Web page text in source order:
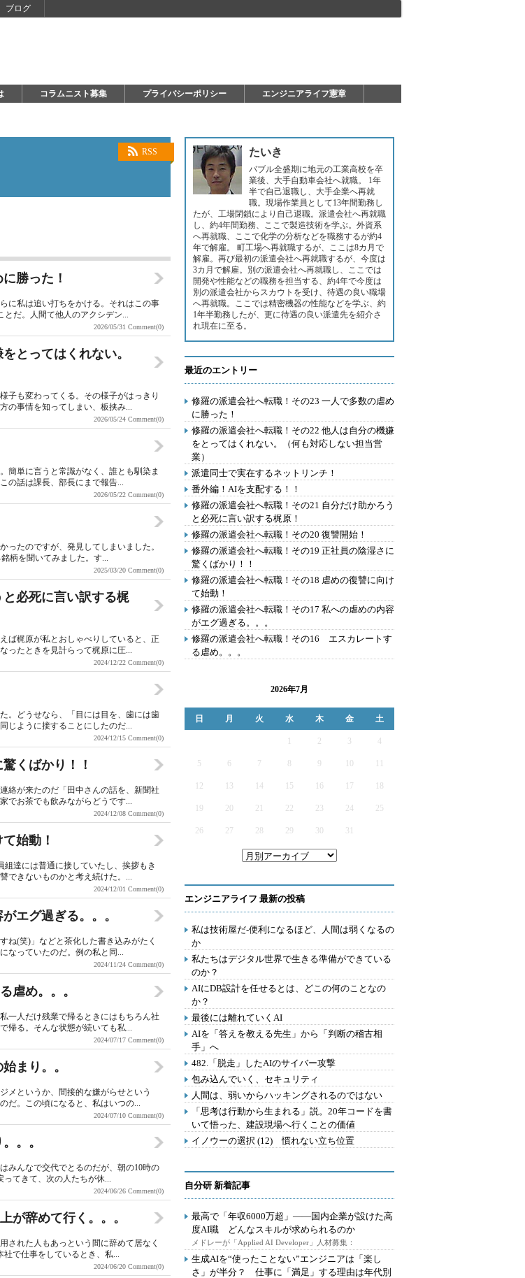
ブログ
コラムニスト募集 プライバシーポリシー エンジニアライフ憲章
RSS
勝った！
に私は追い打ちをかける。それはこの事
だ。人間て他人のアクシデン...
2026/05/31 Comment(0)
とってはくれない。
子も変わってくる。その様子がはっきり
の事情を知ってしまい、板挟み...
2026/05/24 Comment(0)
簡単に言うと常識がなく、誰とも馴染ま
の話は課長、部長にまで報告...
2026/05/22 Comment(0)
たのですが、発見してしまいました。
柄を聞いてみました。す...
2025/03/20 Comment(0)
必死に言い訳する梶
ば梶原が私とおしゃべりしていると、正
ったときを見計らって梶原に圧...
2024/12/22 Comment(0)
。どうせなら、「目には目を、歯には歯
じように接することにしたのだ...
2024/12/15 Comment(0)
くばかり！！
絡が来たのだ「田中さんの話を、新聞社
でお茶でも飲みながらどうです...
2024/12/08 Comment(0)
始動！
達には普通に接していたし、挨拶もき
できないものかと考え続けた。...
2024/12/01 Comment(0)
エグ過ぎる。。。
ね(笑)」などと茶化した書き込みがたく
なっていたのだ。例の私と同...
2024/11/24 Comment(0)
虐め。。。
一人だけ残業で帰るときにはもちろん社
帰る。そんな状態が続いても私...
2024/07/17 Comment(0)
まり。。
メというか、間接的な嫌がらせという
だ。この頃になると、私はいつの...
2024/07/10 Comment(0)
。。
みんなで交代でとるのだが、朝の10時の
てきて、次の人たちが休...
2024/06/26 Comment(0)
辞めて行く。。。
された人もあっという間に辞めて居なく
で仕事をしているとき、私...
2024/06/20 Comment(0)
たいき
バブル全盛期に地元の工業高校を卒
業後、大手自動車会社へ就職。 1年
半で自己退職し、大手企業へ再就
職。現場作業員として13年間勤務し
たが、工場閉鎖により自己退職。派遣会社へ再就職
し、約4年間勤務、ここで製造技術を学ぶ。外資系
へ再就職、ここで化学の分析などを職務するが約4
年で解雇。 町工場へ再就職するが、ここは8カ月で
解雇。再び最初の派遣会社へ再就職するが、今度は
3カ月で解雇。別の派遣会社へ再就職し、ここでは
開発や性能などの職務を担当する、約4年で今度は
別の派遣会社からスカウトを受け、待遇の良い職場
へ再就職。ここでは精密機器の性能などを学ぶ、約
1年半勤務したが、更に待遇の良い派遣先を紹介さ
れ現在に至る。
最近のエントリー
修羅の派遣会社へ転職！その23 一人で多数の虐め
に勝った！
修羅の派遣会社へ転職！その22 他人は自分の機嫌
をとってはくれない。（何も対応しない担当営
業）
派遣同士で実在するネットリンチ！
番外編！AIを支配する！！
修羅の派遣会社へ転職！その21 自分だけ助かろう
と必死に言い訳する梶原！
修羅の派遣会社へ転職！その20 復讐開始！
修羅の派遣会社へ転職！その19 正社員の陰湿さに
驚くばかり！！
修羅の派遣会社へ転職！その18 虐めの復讐に向け
て始動！
修羅の派遣会社へ転職！その17 私への虐めの内容
がエグ過ぎる。。。
修羅の派遣会社へ転職！その16 エスカレートす
る虐め。。。
2026年7月
日 月 火 水 木 金 土
2 3 4
5 6 7 9
12 13 14 15 16 17
19 20 21 22 23 24 25
26 27 28 29 30 31
エンジニアライフ 最新の投稿
私は技術屋だ-便利になるほど、人間は弱くなるの
か
私たちはデジタル世界で生きる準備ができている
のか？
AIにDB設計を任せるとは、どこの何のことなの
か？
最後には離れていくAI
AIを「答えを教える先生」から「判断の稽古相
手」へ
482.「脱走」したAIのサイバー攻撃
包み込んでいく、セキュリティ
人間は、弱いからハッキングされるのではない
「思考は行動から生まれる」説。20年コードを書
いて悟った、建設現場へ行くことの価値
イノウーの選択 (12) 慣れない立ち位置
自分研 新着記事
最高で「年収6000万超」――国内企業が設けた高
度AI職 どんなスキルが求められるのか
メドレーが「Applied AI Developer」人材募集：
生成AIを“使ったことない”エンジニアは「楽し
さ」が半分？ 仕事に「満足」する理由は年代別